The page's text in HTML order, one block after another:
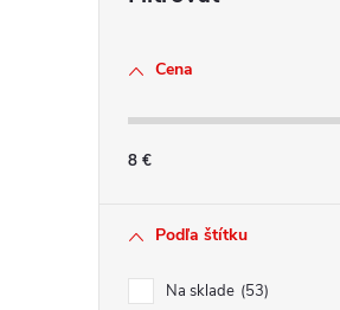
Cena
8 €
Podľa štítku
Na sklade 53